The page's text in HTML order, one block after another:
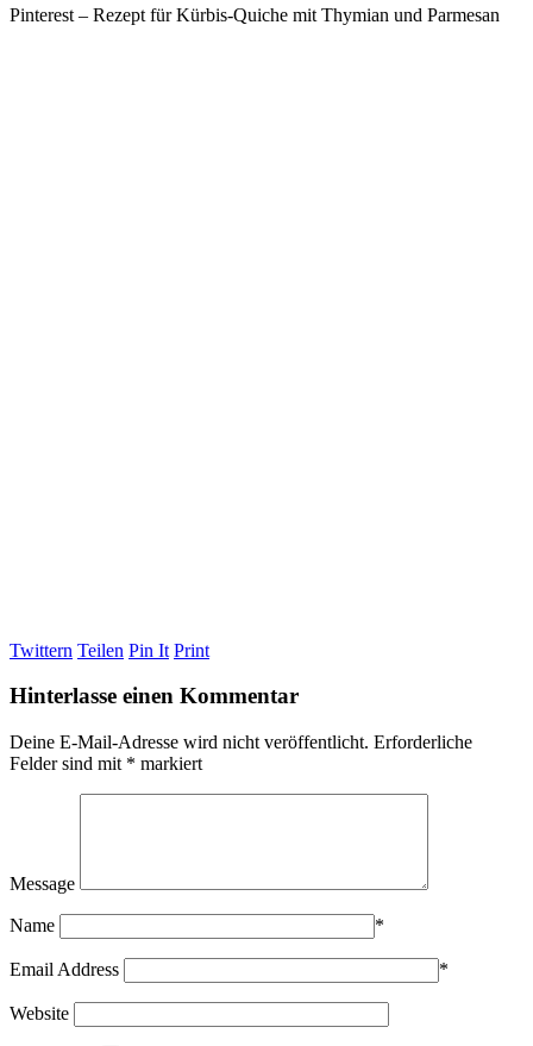
Pinterest – Rezept für Kürbis-Quiche mit Thymian und Parmesan
Twittern Teilen Pin It Print
Hinterlasse einen Kommentar
Deine E-Mail-Adresse wird nicht veröffentlicht. Erforderliche
Felder sind mit * markiert
Message
Name *
Email Address *
Website